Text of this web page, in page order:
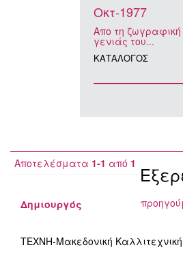
Οκτ-1977
Απο τη ζωγραφική
γενιάς του...
ΚΑΤAΛΟΓΟΣ
Αποτελέσματα 1-1 από 1
Δημιουργός
ΤΕΧΝΗ-Μακεδονική